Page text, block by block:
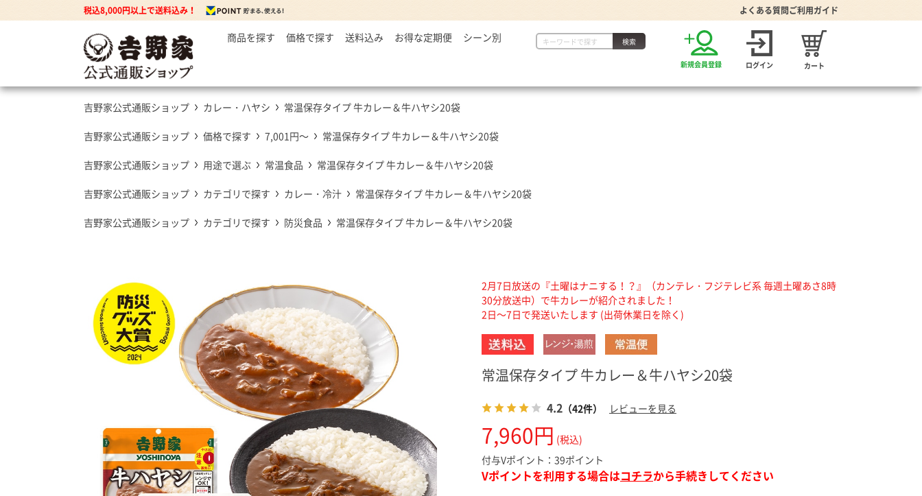
税込8,000円以上で送料込み！ よくある質問ご利用ガイド
商品を探す 牛丼の具 定番セット商品 漬物・薬味 お得な定期便
牛丼の具
豚丼の具
焼鶏丼の具
牛焼肉の具
から揚げ
豚しょうが焼
牛すき
ダチョウ肉
焼サーモン
紅生姜
キムチ
とろろ
とん汁
雑貨
スキンケア（SPEEDIA）
価格で探す
～2,999円
5,001～7,000円
7,001円～
送料込み お得な定期便 シーン別
初めての方へ
贈り物に
お弁当におすすめ
新規会員登録 ログイン カート
吉野家公式通販ショップ カレー・ハヤシ 常温保存タイプ 牛カレー＆牛ハヤシ20袋
吉野家公式通販ショップ 価格で探す 7,001円～ 常温保存タイプ 牛カレー＆牛ハヤシ20袋
吉野家公式通販ショップ 用途で選ぶ 常温食品 常温保存タイプ 牛カレー＆牛ハヤシ20袋
吉野家公式通販ショップ カテゴリで探す カレー・冷汁 常温保存タイプ 牛カレー＆牛ハヤシ20袋
吉野家公式通販ショップ カテゴリで探す 防災食品 常温保存タイプ 牛カレー＆牛ハヤシ20袋
2月7日放送の『土曜はナニする！？』（カンテレ・フジテレビ系 毎週土曜あさ8時
30分放送中）で牛カレーが紹介されました！
2日～7日で発送いたします (出荷休業日を除く)
常温保存タイプ 牛カレー＆牛ハヤシ20袋
4.2 （42件） レビューを見る
7,960円 (税込)
付与Vポイント： 39ポイント
Vポイントを利用する場合はコチラから手続きしてください